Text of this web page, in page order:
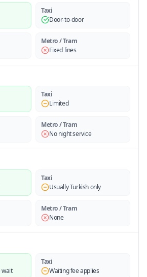
Taxi
Door-to-door
Metro / Tram
Fixed lines
Taxi
Limited
Metro / Tram
No night service
Taxi
Usually Turkish only
Metro / Tram
None
wait
Taxi
Waiting fee applies